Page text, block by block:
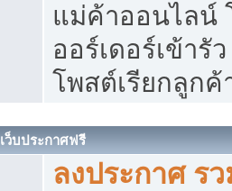
แม่ค้าออนไลน์
ออร์เดอร์เข้ารั
โพสต์เรียกลูกค้
เว็บประกาศฟรี
ลงประกาศ ร